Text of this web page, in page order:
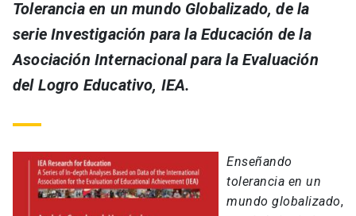
Tolerancia en un mundo Globalizado, de la
serie Investigación para la Educación de la
Asociación Internacional para la Evaluación
del Logro Educativo, IEA.
Enseñando
tolerancia en un
mundo globalizado,